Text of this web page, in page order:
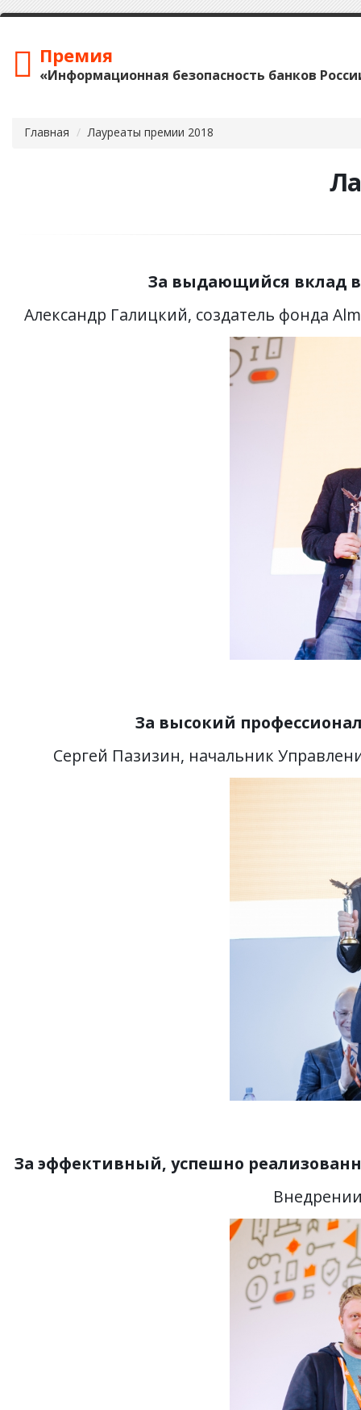
Премия
«Информационная безопасность банков
Главная Лауреаты премии 2018
За выдающийся вклад в
Александр Галицкий, создатель фонда
За высокий
Сергей Пазизин, начальник
За эффективный, успешно